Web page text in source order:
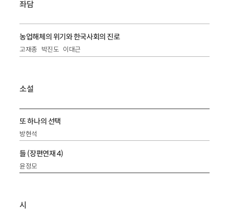
좌담
농업해체의 위기와 한국사회의 진로
고재종 박진도 이대근
소설
또 하나의 선택
방현석
들 (장편연재 4)
윤정모
시